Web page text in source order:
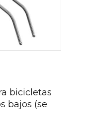
bicicletas
bajos (se